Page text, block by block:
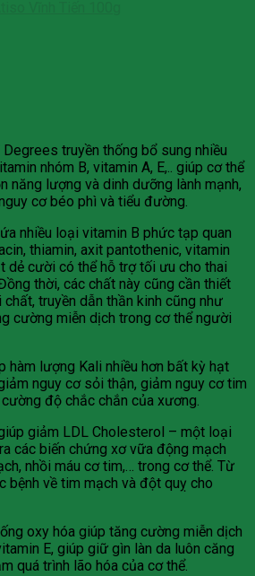
truyền thống bổ sung nhiều
nhóm B, vitamin A, E,.. giúp cơ thể
năng lượng và dinh dưỡng lành mạnh,
cơ béo phì và tiểu đường.
nhiều loại vitamin B phức tạp quan
thiamin, axit pantothenic, vitamin
dẻ cười có thể hỗ trợ tối ưu cho thai
thời, các chất này cũng cần thiết
truyền dẫn thần kinh cũng như
cường miễn dịch trong cơ thể người
hàm lượng Kali nhiều hơn bất kỳ hạt
nguy cơ sỏi thận, giảm nguy cơ tim
độ chắc chắn của xương.
giảm LDL Cholesterol – một loại
các biến chứng xơ vữa động mạch
nhồi máu cơ tim,… trong cơ thể. Từ
bệnh về tim mạch và đột quỵ cho
oxy hóa giúp tăng cường miễn dịch
E, giúp giữ gìn làn da luôn căng
quá trình lão hóa của cơ thể.